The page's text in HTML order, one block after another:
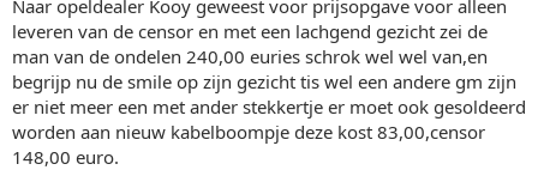
Naar opeldealer Kooy geweest voor prijsopgave voor alleen
leveren van de censor en met een lachgend gezicht zei de
man van de ondelen 240,00 euries schrok wel wel van,en
begrijp nu de smile op zijn gezicht tis wel een andere gm zijn
er niet meer een met ander stekkertje er moet ook gesoldeerd
worden aan nieuw kabelboompje deze kost 83,00,censor
148,00 euro.